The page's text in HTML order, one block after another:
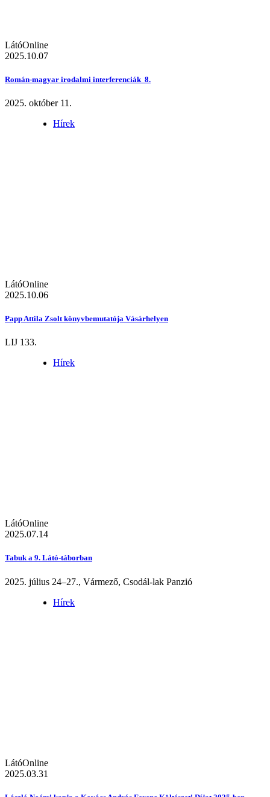
LátóOnline
2025.10.07
Román-magyar irodalmi interferenciák 8.
2025. október 11.
Hírek
LátóOnline
2025.10.06
Papp Attila Zsolt könyvbemutatója Vásárhelyen
LIJ 133.
Hírek
LátóOnline
2025.07.14
Tabuk a 9. Látó-táborban
2025. július 24–27., Vármező, Csodál-lak Panzió
Hírek
LátóOnline
2025.03.31